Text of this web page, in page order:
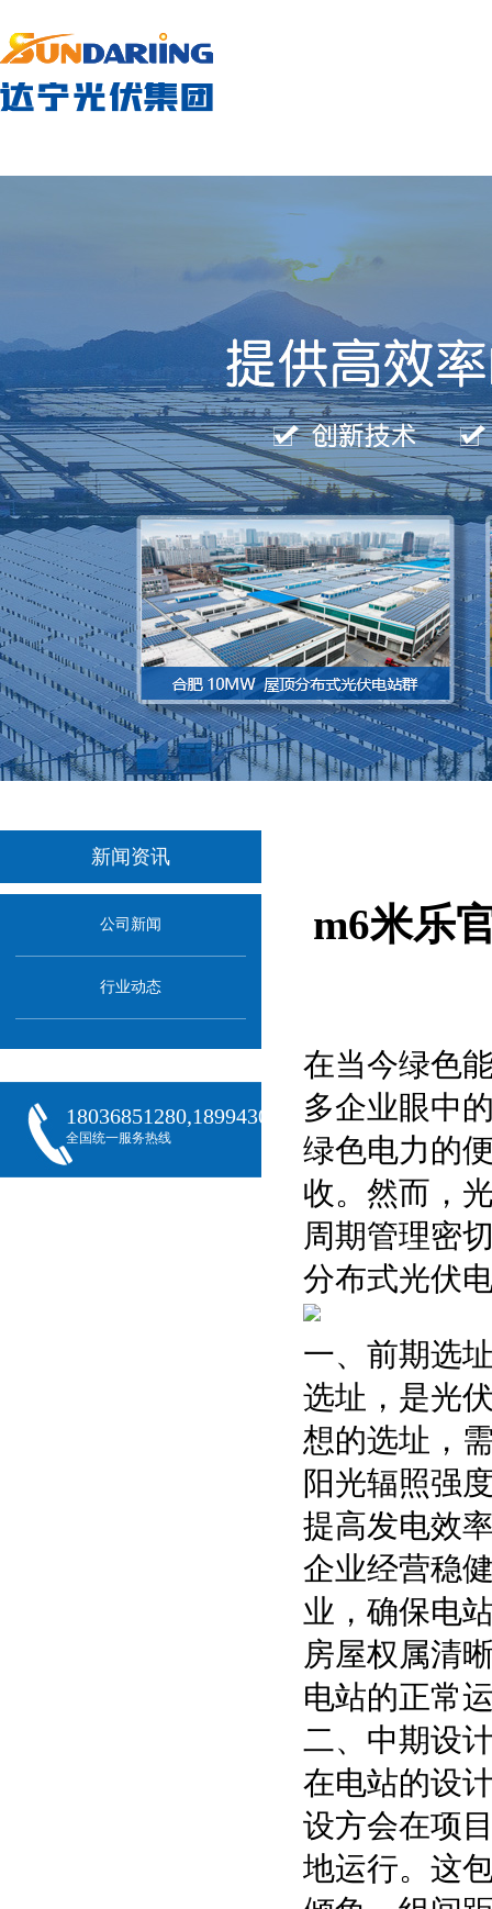
新闻资讯
公司新闻
行业动态
18036851280,18994301288,18068407382
全国统一服务热线
m6米乐
在当今绿色
多企业眼中
绿色电力的
收。然而，
周期管理密
分布式光伏
一、前期选
选址，是光
想的选址，
阳光辐照强
提高发电效
企业经营稳
业，确保电
房屋权属清
电站的正常
二、中期设
在电站的设
设方会在项
地运行。这